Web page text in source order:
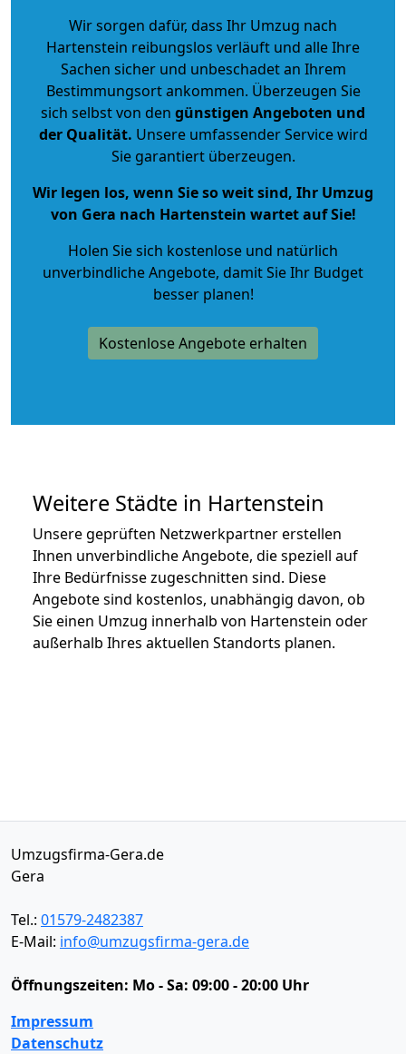
Wir sorgen dafür, dass Ihr Umzug nach
Hartenstein reibungslos verläuft und alle Ihre
Sachen sicher und unbeschadet an Ihrem
Bestimmungsort ankommen. Überzeugen Sie
sich selbst von den günstigen Angeboten und
der Qualität. Unsere umfassender Service wird
Sie garantiert überzeugen.
Wir legen los, wenn Sie so weit sind, Ihr Umzug
von Gera nach Hartenstein wartet auf Sie!
Holen Sie sich kostenlose und natürlich
unverbindliche Angebote, damit Sie Ihr Budget
besser planen!
Kostenlose Angebote erhalten
Weitere Städte in Hartenstein
Unsere geprüften Netzwerkpartner erstellen
Ihnen unverbindliche Angebote, die speziell auf
Ihre Bedürfnisse zugeschnitten sind. Diese
Angebote sind kostenlos, unabhängig davon, ob
Sie einen Umzug innerhalb von Hartenstein oder
außerhalb Ihres aktuellen Standorts planen.
Umzugsfirma-Gera.de
Gera
Tel.: 01579-2482387
E-Mail: info@umzugsfirma-gera.de
Öffnungszeiten: Mo - Sa: 09:00 - 20:00 Uhr
Impressum
Datenschutz